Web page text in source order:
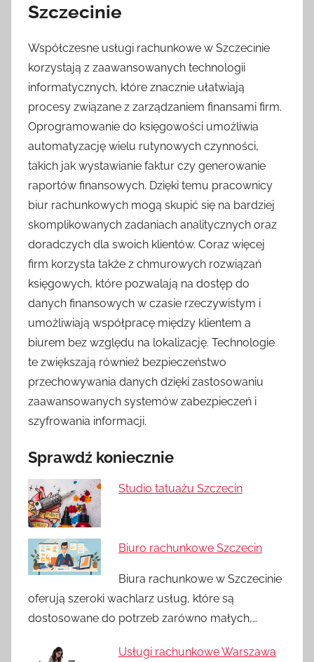
Szczecinie
Współczesne usługi rachunkowe w Szczecinie
korzystają z zaawansowanych technologii
informatycznych, które znacznie ułatwiają
procesy związane z zarządzaniem finansami firm.
Oprogramowanie do księgowości umożliwia
automatyzację wielu rutynowych czynności,
takich jak wystawianie faktur czy generowanie
raportów finansowych. Dzięki temu pracownicy
biur rachunkowych mogą skupić się na bardziej
skomplikowanych zadaniach analitycznych oraz
doradczych dla swoich klientów. Coraz więcej
firm korzysta także z chmurowych rozwiązań
księgowych, które pozwalają na dostęp do
danych finansowych w czasie rzeczywistym i
umożliwiają współpracę między klientem a
biurem bez względu na lokalizację. Technologie
te zwiększają również bezpieczeństwo
przechowywania danych dzięki zastosowaniu
zaawansowanych systemów zabezpieczeń i
szyfrowania informacji.
Sprawdź koniecznie
Studio tatuażu Szczecin
Biuro rachunkowe Szczecin
Biura rachunkowe w Szczecinie
oferują szeroki wachlarz usług, które są
dostosowane do potrzeb zarówno małych,…
Usługi rachunkowe Warszawa